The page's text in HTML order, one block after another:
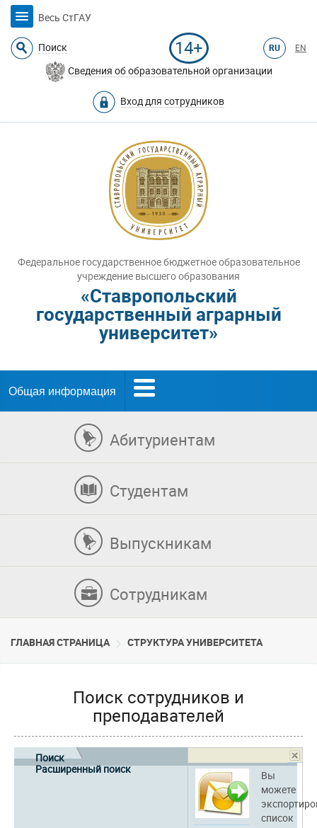
Весь СтГАУ
Поиск 14+ RU EN
Сведения об образовательной организации
Вход для сотрудников
Федеральное государственное бюджетное образовательное
учреждение высшего образования
«Ставропольский
государственный аграрный
университет»
Общая информация
Абитуриентам
Студентам
Выпускникам
Сотрудникам
ГЛАВНАЯ СТРАНИЦА CТРУКТУРА УНИВЕРСИТЕТА
Поиск сотрудников и
преподавателей
Вы
можете
список
Поиск
Расширенный поиск